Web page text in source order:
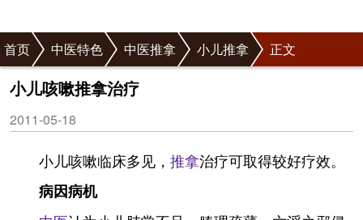
首页 中医特色 中医推拿 小儿推拿 正文
小儿咳嗽推拿治疗
2011-05-18
小儿咳嗽临床多见， 推拿治疗可取得较好疗效。
病因病机